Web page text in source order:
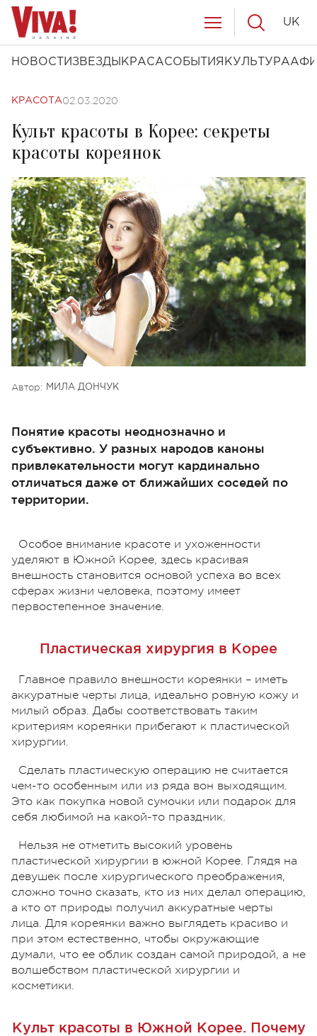
НОВОСТИ ЗВЕЗДЫ КРАСАСОБЫТИЯ КУЛЬТУРА
UK
КРАСОТА02.03.2020
Культ красоты в Корее: секреты
красоты кореянок
Автор: МИЛА ДОНЧУК
Понятие красоты неоднозначно и
субъективно. У разных народов каноны
привлекательности могут кардинально
отличаться даже от ближайших соседей по
территории.
Особое внимание красоте и ухоженности
уделяют в Южной Корее, здесь красивая
внешность становится основой успеха во всех
сферах жизни человека, поэтому имеет
первостепенное значение.
Пластическая хирургия в Корее
Главное правило внешности кореянки – иметь
аккуратные черты лица, идеально ровную кожу и
милый образ. Дабы соответствовать таким
критериям кореянки прибегают к пластической
хирургии.
Сделать пластическую операцию не считается
чем-то особенным или из ряда вон выходящим.
Это как покупка новой сумочки или подарок для
себя любимой на какой-то праздник.
Нельзя не отметить высокий уровень
пластической хирургии в южной Корее. Глядя на
девушек после хирургического преображения,
сложно точно сказать, кто из них делал операцию,
а кто от природы получил аккуратные черты
лица. Для кореянки важно выглядеть красиво и
при этом естественно, чтобы окружающие
думали, что ее облик создан самой природой, а не
волшебством пластической хирургии и
косметики.
Культ красоты в Южной Корее. Почему